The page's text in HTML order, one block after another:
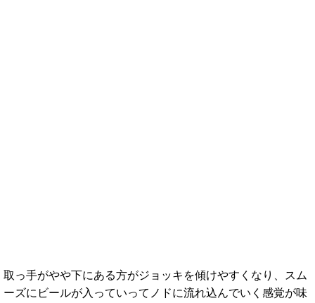
取っ手がやや下にある方がジョッキを傾けやすくなり、スム
ーズにビールが入っていってノドに流れ込んでいく感覚が味